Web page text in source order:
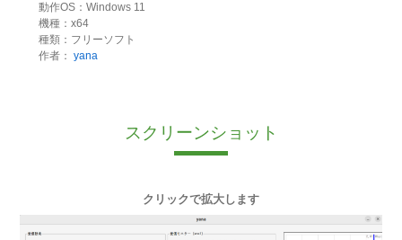
動作OS：Windows 11
機種：x64
種類：フリーソフト
作者： yana
スクリーンショット
クリックで拡大します